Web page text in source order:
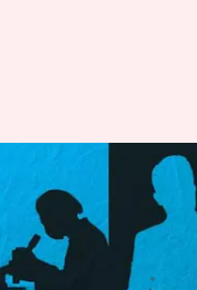
Membedah
Analis:
ENTP
menulis Handoko Feb